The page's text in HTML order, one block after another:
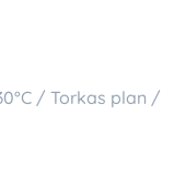
/ Torkas plan /